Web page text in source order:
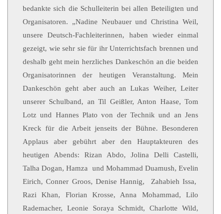
bedankte sich die Schulleiterin bei allen Beteiligten und
Organisatoren. „Nadine Neubauer und Christina Weil,
unsere Deutsch-Fachleiterinnen, haben wieder einmal
gezeigt, wie sehr sie für ihr Unterrichtsfach brennen und
deshalb geht mein herzliches Dankeschön an die beiden
Organisatorinnen der heutigen Veranstaltung. Mein
Dankeschön geht aber auch an Lukas Weiher, Leiter
unserer Schulband, an Til Geißler, Anton Haase, Tom
Lotz und Hannes Plato von der Technik und an Jens
Kreck für die Arbeit jenseits der Bühne. Besonderen
Applaus aber gebührt aber den Hauptakteuren des
heutigen Abends: Rizan Abdo, Jolina Delli Castelli,
Talha Dogan, Hamza und Mohammad Duamush, Evelin
Eirich, Conner Groos, Denise Hannig, Zahabieh Issa,
Razi Khan, Florian Krosse, Anna Mohammad, Lilo
Rademacher, Leonie Soraya Schmidt, Charlotte Wild,